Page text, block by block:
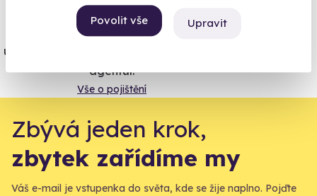
Povolit vše Upravit
Jeden nikdy neví. Máme nejvyšší
úrazové pojištění z nabídky zážitkových
agentur.
Vše o pojištění
Zbývá jeden krok,
zbytek zařídíme my
Váš e-mail je vstupenka do světa, kde se žije naplno. Pojďte